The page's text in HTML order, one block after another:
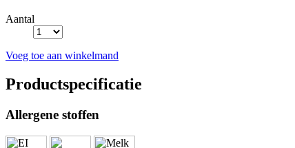
Aantal
Voeg toe aan winkelmand
Productspecificatie
Allergene stoffen